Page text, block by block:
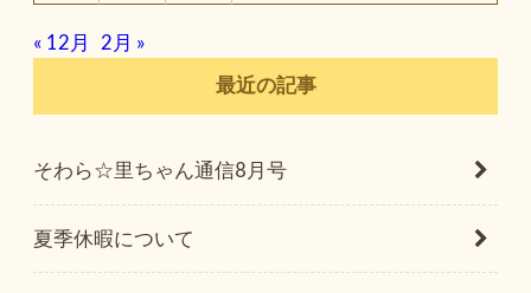
« 12月
2月 »
最近の記事
そわら☆里ちゃん通信8月号
夏季休暇について